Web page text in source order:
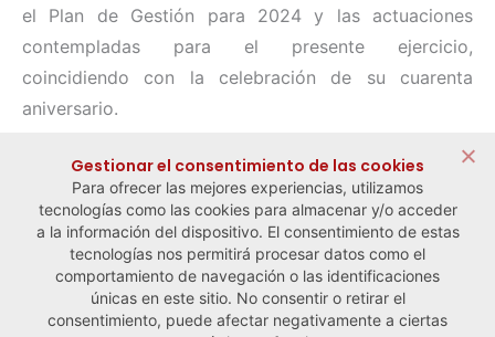
el Plan de Gestión para 2024 y las actuaciones
contempladas para el presente ejercicio,
coincidiendo con la celebración de su cuarenta
aniversario.
← Noticia anterior Noticia siguiente →
Gestionar el consentimiento de las cookies
Para ofrecer las mejores experiencias, utilizamos
tecnologías como las cookies para almacenar y/o acceder
a la información del dispositivo. El consentimiento de estas
tecnologías nos permitirá procesar datos como el
comportamiento de navegación o las identificaciones
únicas en este sitio. No consentir o retirar el
consentimiento, puede afectar negativamente a ciertas